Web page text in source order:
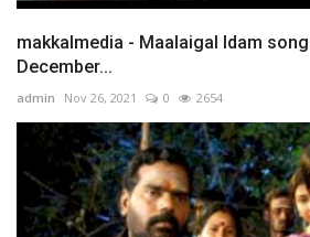
makkalmedia - Maalaigal Idam
December...
admin Nov 26, 2021 0 2654